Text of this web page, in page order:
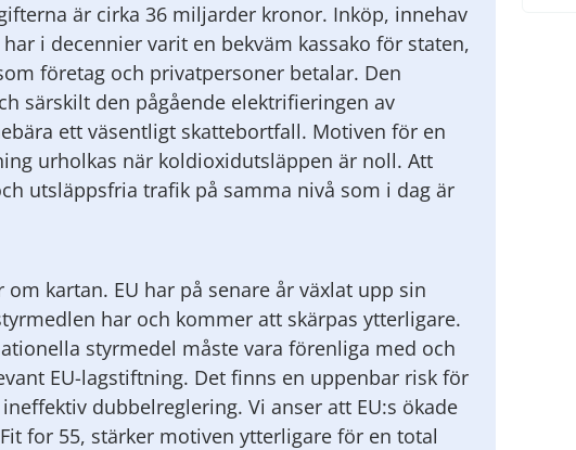
är cirka 36 miljarder kronor. Inköp, innehav
i decennier varit en bekväm kassako för staten,
företag och privatpersoner betalar. Den
särskilt den pågående elektrifieringen av
ett väsentligt skattebortfall. Motiven för en
urholkas när koldioxidutsläppen är noll. Att
utsläppsfria trafik på samma nivå som i dag är
kartan. EU har på senare år växlat upp sin
har och kommer att skärpas ytterligare.
styrmedel måste vara förenliga med och
EU-lagstiftning. Det finns en uppenbar risk för
dubbelreglering. Vi anser att EU:s ökade
for 55, stärker motiven ytterligare för en total